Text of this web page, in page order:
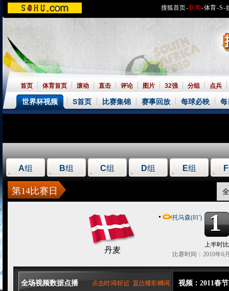
搜狐首页-新闻-体育-S-
首页 体育首页 滚动 直击 评论 图片 32强 分组 点兵
世界杯视频 S首页 比赛集锦 赛事回放 每球必映 每
A组 B组 C组 D组 E组 F
第14比赛日
丹麦
托马森(81') 1
1
上半时
比赛时间：2010年6
全场视频数据点播 视频：2011春